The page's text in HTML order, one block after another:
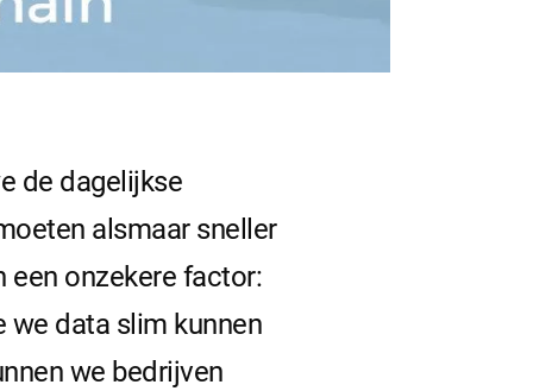
de dagelijkse
alsmaar sneller
een onzekere factor:
we data slim kunnen
we bedrijven